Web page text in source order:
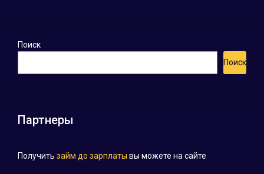
Поиск
Поиск
Партнеры
Получить займ до зарплаты вы можете на сайте